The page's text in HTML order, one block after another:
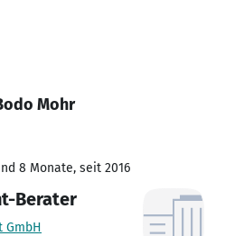
Mohr
8 Monate, seit 2016
Berater
GmbH